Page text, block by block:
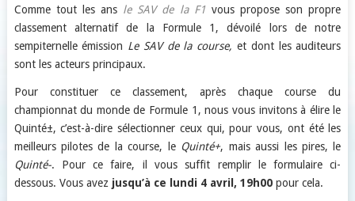
Comme tout les ans le SAV de la F1 vous propose son propre
classement alternatif de la Formule 1, dévoilé lors de notre
sempiternelle émission Le SAV de la course,et dont les auditeurs
sont les acteurs principaux.
Pour constituer ce classement, après chaque course du
championnat du monde de Formule 1, nous vous invitons à élire le
Quinté±, c’est-à-dire sélectionner ceux qui, pour vous, ont été les
meilleurs pilotes de la course, le Quinté+, mais aussi les pires, le
Quinté-. Pour ce faire, il vous suffit remplir le formulaire ci-
dessous. Vous avez jusqu’à ce lundi 4 avril, 19h00pour cela.